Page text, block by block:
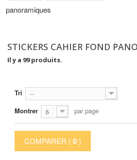
panoramiques
STICKERS CAHIER FOND
Il y a 99 produits.
Tri --
Montrer 6 par page
COMPARER ( 0)